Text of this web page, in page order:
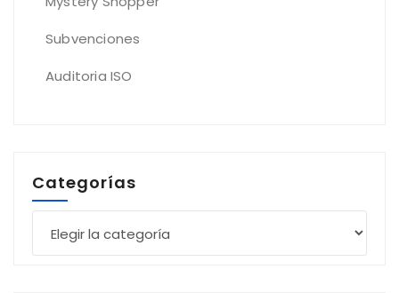
Subvenciones
Auditoria ISO
Categorías